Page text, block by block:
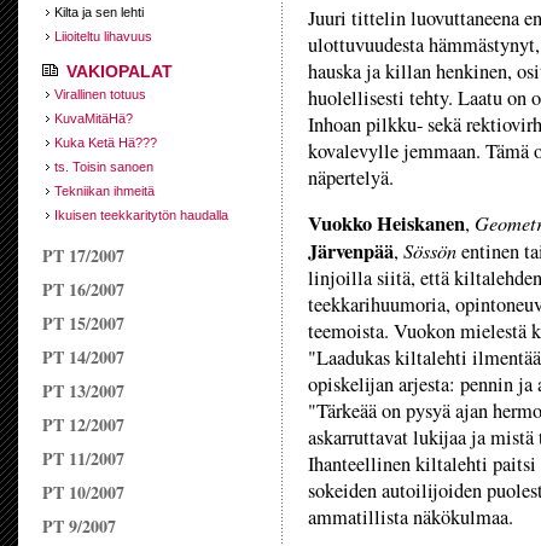
Kilta ja sen lehti
Liioiteltu lihavuus
VAKIOPALAT
Virallinen totuus
KuvaMitäHä?
Kuka Ketä Hä???
ts. Toisin sanoen
Tekniikan ihmeitä
Ikuisen teekkaritytön haudalla
PT 17/2007
PT 16/2007
PT 15/2007
PT 14/2007
PT 13/2007
PT 12/2007
PT 11/2007
PT 10/2007
PT 9/2007
Juuri tittelin luovuttaneena
ulottuvuudesta
hauska ja killan henkinen,
huolellisesti tehty. Laatu on
Inhoan pilkku- sekä
kovalevylle jemmaan. Tämä
näpertelyä.
Vuokko Heiskanen,
Järvenpää,Sössönentinen
linjoilla siitä, että
teekkarihuumoria,
teemoista. Vuokon mielestä
"Laadukas kiltalehti
opiskelijan arjesta: pennin
"Tärkeää on pysyä ajan
askarruttavat lukijaa ja
Ihanteellinen kiltalehti
sokeiden autoilijoiden
ammatillista näkökulmaa.